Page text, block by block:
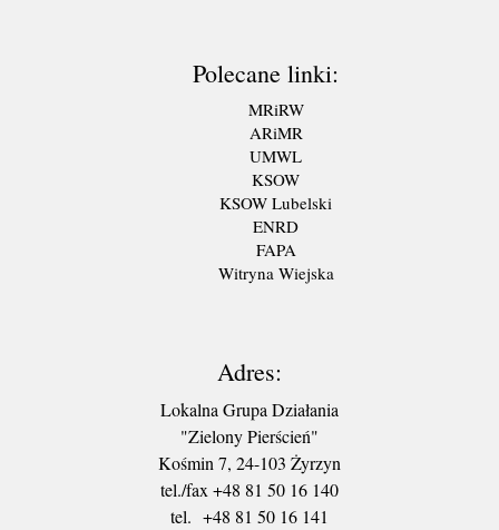
Polecane linki:
MRiRW
ARiMR
UMWL
KSOW
KSOW Lubelski
ENRD
FAPA
Witryna Wiejska
Adres:
Lokalna Grupa Działania
"Zielony Pierścień"
Kośmin 7, 24-103 Żyrzyn
tel./fax +48 81 50 16 140
tel. +48 81 50 16 141